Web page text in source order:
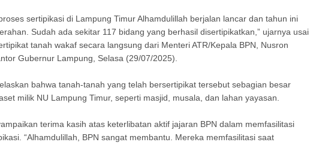
sertipikasi di Lampung Timur Alhamdulillah berjalan lancar dan tahun ini
Sudah ada sekitar 117 bidang yang berhasil disertipikatkan,” ujarnya usai
tanah wakaf secara langsung dari Menteri ATR/Kepala BPN, Nusron
Gubernur Lampung, Selasa (29/07/2025).
bahwa tanah-tanah yang telah bersertipikat tersebut sebagian besar
milik NU Lampung Timur, seperti masjid, musala, dan lahan yayasan.
terima kasih atas keterlibatan aktif jajaran BPN dalam memfasilitasi
“Alhamdulillah, BPN sangat membantu. Mereka memfasilitasi saat